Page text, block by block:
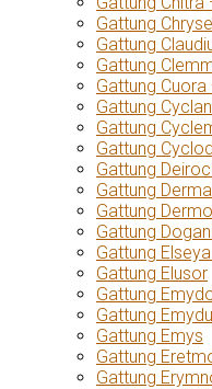
Gattung
Gattung
Gattung
Gattung
Gattung
Gattung
Gattung
Gattung
Gattung
Gattung
Gattung
Gattung
Gattung Elusor
Gattung
Gattung
Gattung Emys
Gattung
Gattung